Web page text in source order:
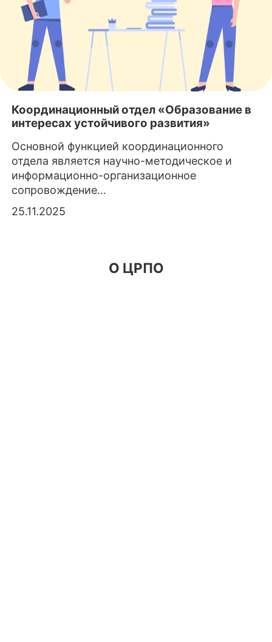
Координационный отдел «Образование в
интересах устойчивого развития»
Основной функцией координационного
отдела является научно-методическое и
информационно-организационное
сопровождение…
25.11.2025
О ЦРПО